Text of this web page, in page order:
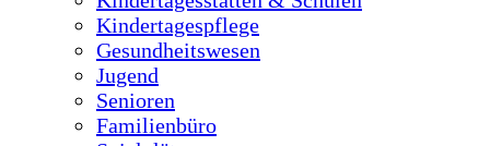
Kindertagespflege
Gesundheitswesen
Jugend
Senioren
Familienbüro